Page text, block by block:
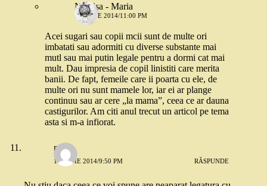
Narcisa - Maria
13 IUNIE 2014/11:00 PM
Acei sugari sau copii mcii sunt de multe ori
imbatati sau adormiti cu diverse substante mai
mutl sau mai putin legale pentru a dormi cat mai
mult. Dau impresia de copil linistiti care merita
banii. De fapt, femeile care ii poarta cu ele, de
multe ori nu sunt mamele lor, iar ei ar plange
continuu sau ar cere „la mama”, ceea ce ar dauna
castigurilor. Am citi anul trecut un articol pe tema
asta si m-a infiorat.
niko
12 IUNIE 2014/9:50 PM RĂSPUNDE